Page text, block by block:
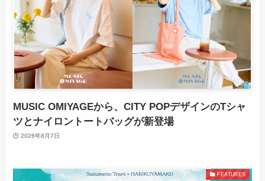
MUSIC OMIYAGEから、CITY POPデザインのTシャ
ツとナイロントートバッグが新登場
2026年8月7日
FEATURES